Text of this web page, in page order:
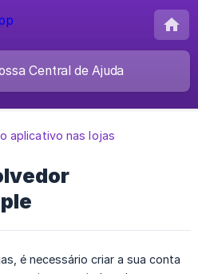
aplicativo nas lojas
é necessário criar a sua conta